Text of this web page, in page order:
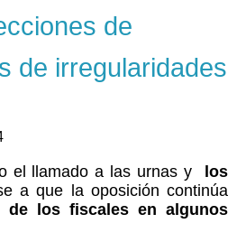
de
de irregularidades
el llamado a las urnas y los
a que la oposición continúa
de los fiscales en algunos